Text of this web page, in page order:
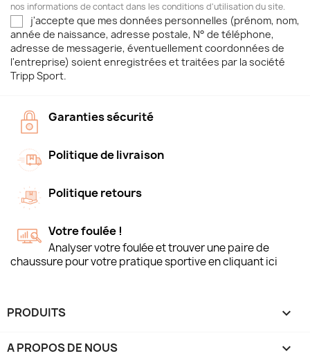
nos informations de contact dans les conditions d'utilisation du site.
j'accepte que mes données personnelles (prénom, nom,
année de naissance, adresse postale, N° de téléphone,
adresse de messagerie, éventuellement coordonnées de
l'entreprise) soient enregistrées et traitées par la société
Tripp Sport.
Garanties sécurité
Politique de livraison
Politique retours
Votre foulée !
Analyser votre foulée et trouver une paire de
chaussure pour votre pratique sportive en cliquant ici
PRODUITS 
A PROPOS DE NOUS 